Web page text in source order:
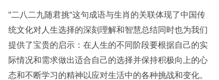
"二八二九随君挑"这句成语与生肖的关联体现了中国传
统文化对人生选择的深刻理解和智慧总结同时也为我们
提供了宝贵的启示：在人生的不同阶段要根据自己的实
际情况和需求做出适合自己的选择并保持积极向上的心
态和不断学习的精神以应对生活中的各种挑战和变化。